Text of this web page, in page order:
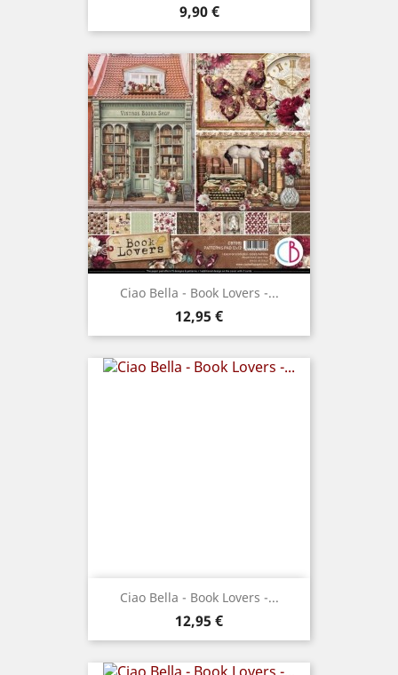
Prix
9,90 €
Ciao Bella - Book Lovers -...
Prix
12,95 €
Ciao Bella - Book Lovers -...
Prix
12,95 €